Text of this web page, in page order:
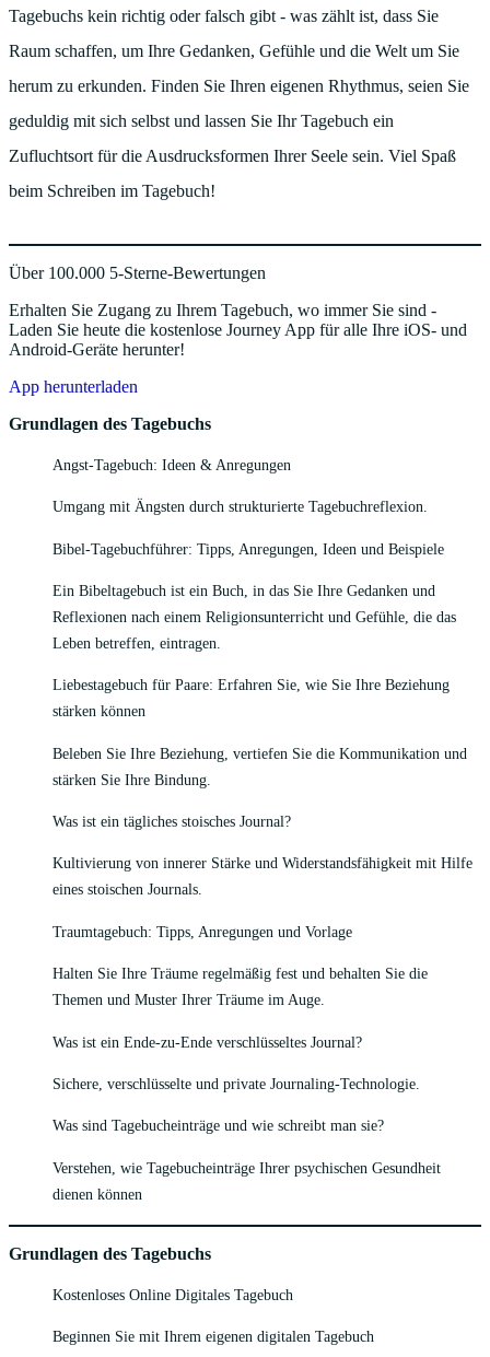
Tagebuchs kein richtig oder falsch gibt - was zählt ist, dass Sie
Raum schaffen, um Ihre Gedanken, Gefühle und die Welt um Sie
herum zu erkunden. Finden Sie Ihren eigenen Rhythmus, seien Sie
geduldig mit sich selbst und lassen Sie Ihr Tagebuch ein
Zufluchtsort für die Ausdrucksformen Ihrer Seele sein. Viel Spaß
beim Schreiben im Tagebuch!
Über 100.000 5-Sterne-Bewertungen
Erhalten Sie Zugang zu Ihrem Tagebuch, wo immer Sie sind -
Laden Sie heute die kostenlose Journey App für alle Ihre iOS- und
Android-Geräte herunter!
App herunterladen
Grundlagen des Tagebuchs
Angst-Tagebuch: Ideen & Anregungen
Umgang mit Ängsten durch strukturierte Tagebuchreflexion.
Bibel-Tagebuchführer: Tipps, Anregungen, Ideen und Beispiele
Ein Bibeltagebuch ist ein Buch, in das Sie Ihre Gedanken und
Reflexionen nach einem Religionsunterricht und Gefühle, die das
Leben betreffen, eintragen.
Liebestagebuch für Paare: Erfahren Sie, wie Sie Ihre Beziehung
stärken können
Beleben Sie Ihre Beziehung, vertiefen Sie die Kommunikation und
stärken Sie Ihre Bindung.
Was ist ein tägliches stoisches Journal?
Kultivierung von innerer Stärke und Widerstandsfähigkeit mit Hilfe
eines stoischen Journals.
Traumtagebuch: Tipps, Anregungen und Vorlage
Halten Sie Ihre Träume regelmäßig fest und behalten Sie die
Themen und Muster Ihrer Träume im Auge.
Was ist ein Ende-zu-Ende verschlüsseltes Journal?
Sichere, verschlüsselte und private Journaling-Technologie.
Was sind Tagebucheinträge und wie schreibt man sie?
Verstehen, wie Tagebucheinträge Ihrer psychischen Gesundheit
dienen können
Grundlagen des Tagebuchs
Kostenloses Online Digitales Tagebuch
Beginnen Sie mit Ihrem eigenen digitalen Tagebuch